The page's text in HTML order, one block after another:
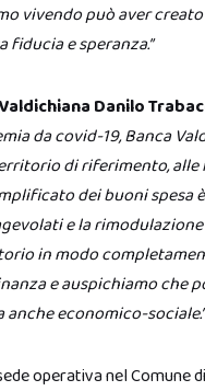
vivendo può aver
e speranza.”
Danilo
da covid-19, Banca
di riferimento,
dei buoni spesa
e la
in modo
e auspichiamo che
economico-
operativa nel Comune